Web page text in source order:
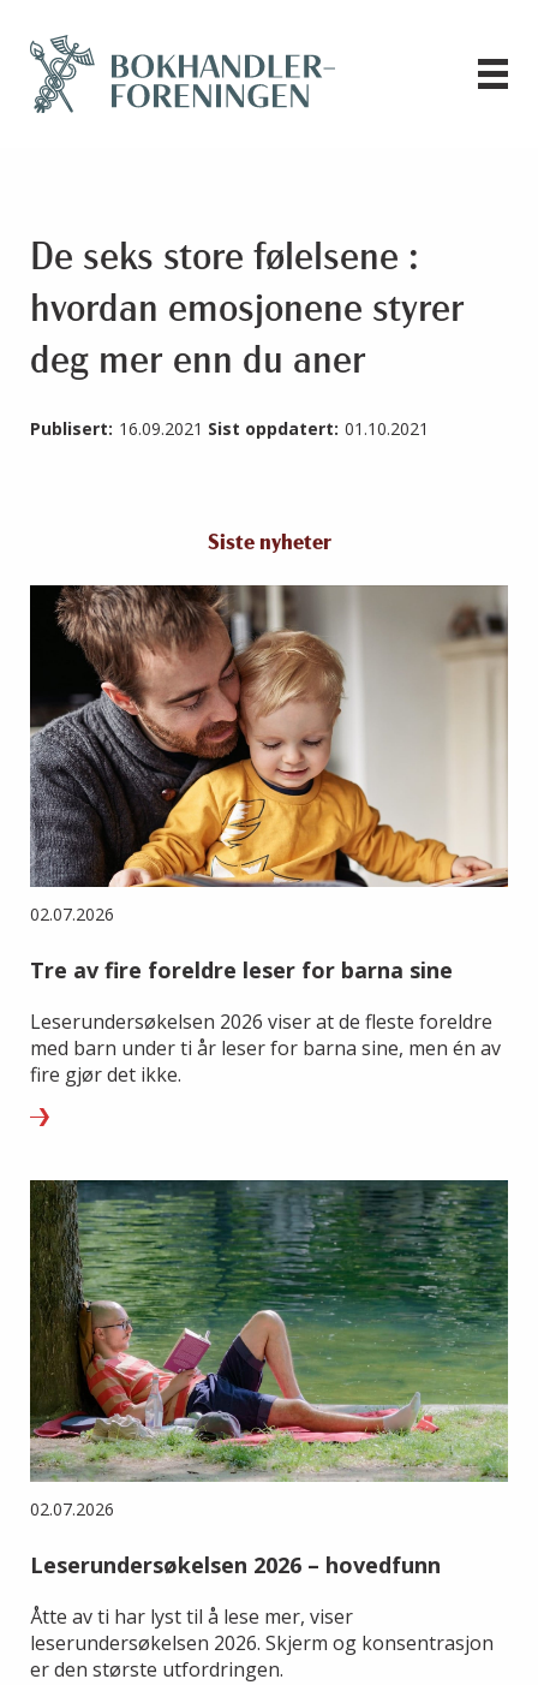
De seks store følelsene :
hvordan emosjonene styrer
deg mer enn du aner
Publisert: 16.09.2021 Sist oppdatert: 01.10.2021
Siste nyheter
02.07.2026
Tre av fire foreldre leser for barna sine
Leserundersøkelsen 2026 viser at de fleste foreldre
med barn under ti år leser for barna sine, men én av
fire gjør det ikke.
02.07.2026
Leserundersøkelsen 2026 – hovedfunn
Åtte av ti har lyst til å lese mer, viser
leserundersøkelsen 2026. Skjerm og konsentrasjon
er den største utfordringen.